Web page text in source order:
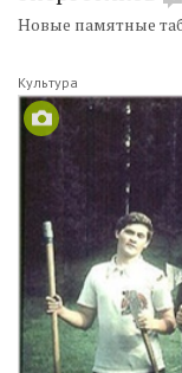
Новые памятные
Культура